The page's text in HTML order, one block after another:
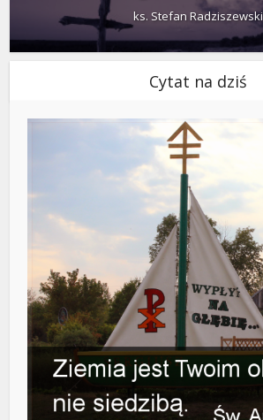
ks. Stefan Radziszewski
Cytat na dziś